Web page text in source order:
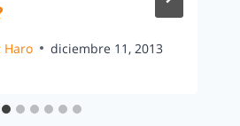
Haro diciembre 11, 2013